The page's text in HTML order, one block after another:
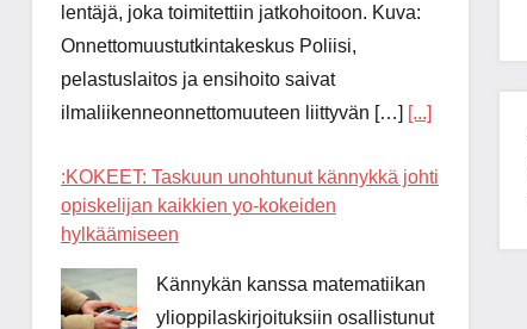
lentäjä, joka toimitettiin jatkohoitoon. Kuva:
Onnettomuustutkintakeskus Poliisi,
pelastuslaitos ja ensihoito saivat
ilmaliikenneonnettomuuteen liittyvän […] [...]
:KOKEET: Taskuun unohtunut kännykkä johti
opiskelijan kaikkien yo-kokeiden
hylkäämiseen
Kännykän kanssa matematiikan
ylioppilaskirjoituksiin osallistunut